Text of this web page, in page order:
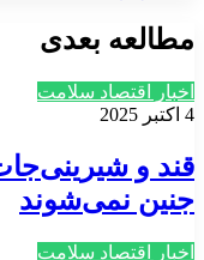
مطالعه بعدی
اخبار اقتصاد سلامت
4 اکتبر 2025
قند و
جنین نمی‌شوند
اخبار اقتصاد سلامت